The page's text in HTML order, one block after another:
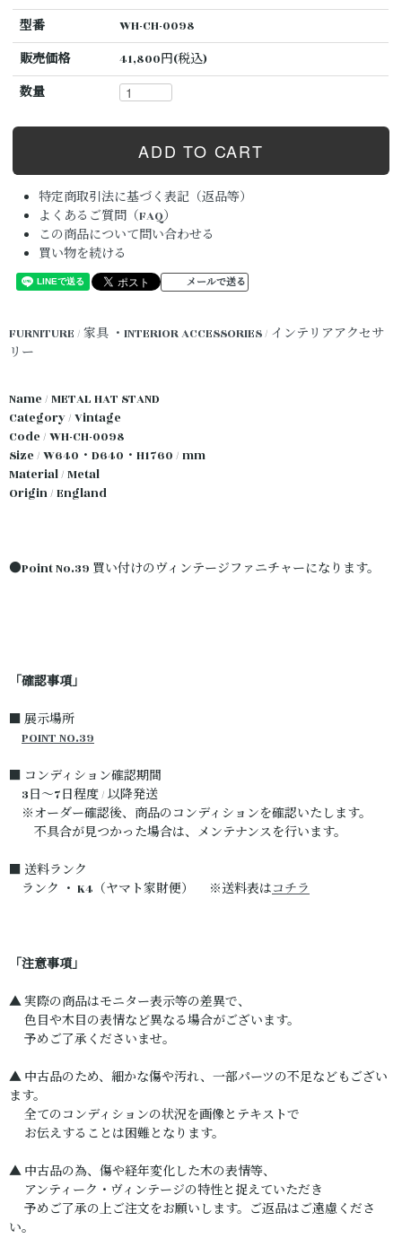
型番
WH-CH-0098
販売価格
41,800円(税込)
数量
特定商取引法に基づく表記（返品等）
よくあるご質問（FAQ）
この商品について問い合わせる
買い物を続ける
メールで送る
FURNITURE / 家具 ・INTERIOR ACCESSORIES / インテリアアクセサ
リー
Name / METAL HAT STAND
Category / Vintage
Code / WH-CH-0098
Size / W640・D640・H1760 / mm
Material / Metal
Origin / England
●Point No.39 買い付けのヴィンテージファニチャーになります。
「確認事項」
■ 展示場所
POINT NO.39
■ コンディション確認期間
3日～7日程度 / 以降発送
※オーダー確認後、商品のコンディションを確認いたします。
不具合が見つかった場合は、メンテナンスを行います。
■ 送料ランク
ランク ・ K4（ヤマト家財便） ※送料表はコチラ
「注意事項」
▲ 実際の商品はモニター表示等の差異で、
色目や木目の表情など異なる場合がございます。
予めご了承くださいませ。
▲ 中古品のため、細かな傷や汚れ、一部パーツの不足などもござい
ます。
全てのコンディションの状況を画像とテキストで
お伝えすることは困難となります。
▲ 中古品の為、傷や経年変化した木の表情等、
アンティーク・ヴィンテージの特性と捉えていただき
予めご了承の上ご注文をお願いします。ご返品はご遠慮くださ
い。